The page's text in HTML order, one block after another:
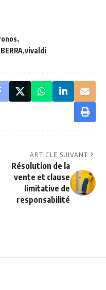
vivaldi
ARTICLE SUIVANT
Résolution de la
vente et clause
limitative de
responsabilité